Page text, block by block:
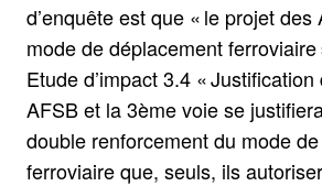
d’enquête est que « le projet
mode de déplacement
Etude d’impact 3.4 «
AFSB et la 3ème voie se
double renforcement du mode
ferroviaire que, seuls, ils